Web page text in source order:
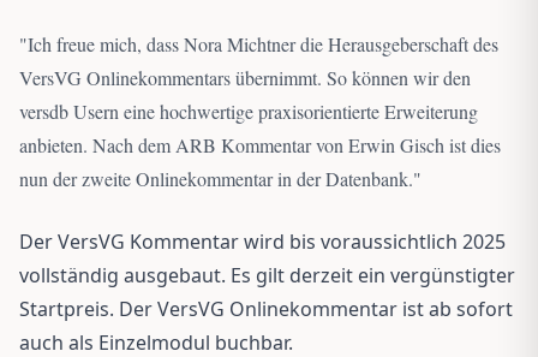
"Ich freue mich, dass Nora Michtner die Herausgeberschaft des
VersVG Onlinekommentars übernimmt. So können wir den
versdb Usern eine hochwertige praxisorientierte Erweiterung
anbieten. Nach dem ARB Kommentar von Erwin Gisch ist dies
nun der zweite Onlinekommentar in der Datenbank."
Der VersVG Kommentar wird bis voraussichtlich 2025
vollständig ausgebaut. Es gilt derzeit ein vergünstigter
Startpreis. Der VersVG Onlinekommentar ist ab sofort
auch als Einzelmodul buchbar.